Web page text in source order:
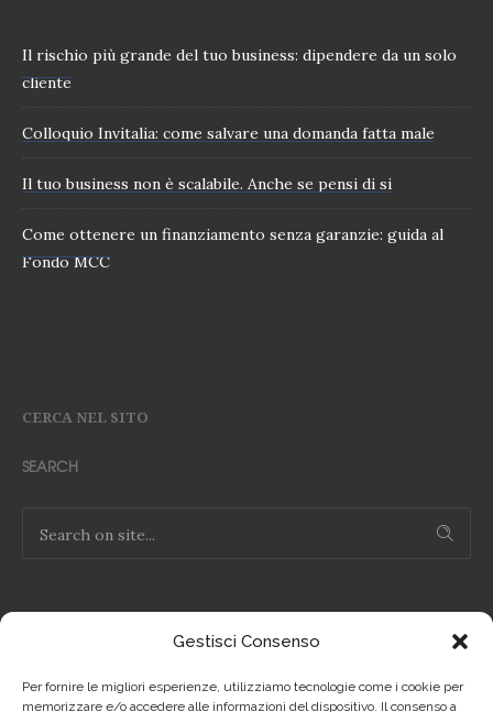
Gestisci Consenso
Per fornire le migliori esperienze, utilizziamo tecnologie come i cookie per
memorizzare e/o accedere alle informazioni del dispositivo. Il consenso a
Il rischio più grande del tuo business: dipendere da un solo
cliente
Colloquio Invitalia: come salvare una domanda fatta male
Il tuo business non è scalabile. Anche se pensi di si
Come ottenere un finanziamento senza garanzie: guida al
Fondo MCC
CERCA NEL SITO
SEARCH
Privacy Policy IT